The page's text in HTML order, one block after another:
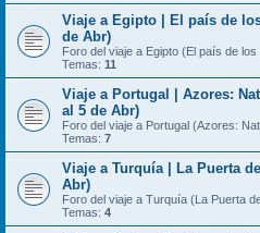
Viaje a Egipto | El país de
de Abr)
Foro del viaje a Egipto (El país de
Temas: 11
Viaje a Portugal | Azores:
al 5 de Abr)
Foro del viaje a Portugal (Azores:
Temas: 7
Viaje a Turquía | La Puerta
Abr)
Foro del viaje a Turquía (La Puerta
Temas: 4